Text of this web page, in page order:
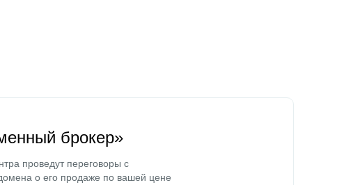
брокер»
проведут переговоры с
о его продаже по вашей цене